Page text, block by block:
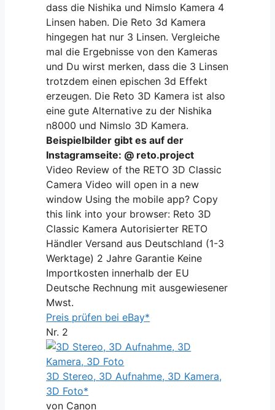
dass die Nishika und Nimslo Kamera 4
Linsen haben. Die Reto 3d Kamera
hingegen hat nur 3 Linsen. Vergleiche
mal die Ergebnisse von den Kameras
und Du wirst merken, dass die 3 Linsen
trotzdem einen epischen 3d Effekt
erzeugen. Die Reto 3D Kamera ist also
eine gute Alternative zu der Nishika
n8000 und Nimslo 3D Kamera.
Beispielbilder gibt es auf der
Instagramseite: @ reto.project
Video Review of the RETO 3D Classic
Camera Video will open in a new
window Using the mobile app? Copy
this link into your browser: Reto 3D
Classic Kamera Autorisierter RETO
Händler Versand aus Deutschland (1-3
Werktage) 2 Jahre Garantie Keine
Importkosten innerhalb der EU
Deutsche Rechnung mit ausgewiesener
Mwst.
Preis prüfen bei eBay*
Nr. 2
3D Stereo, 3D Aufnahme, 3D Kamera,
3D Foto*
von Canon